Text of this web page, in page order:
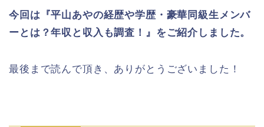
今回は『平山あやの経歴や学歴・豪華同級生メンバ
ーとは？年収と収入も調査！』をご紹介しました。
最後まで読んで頂き、ありがとうございました！